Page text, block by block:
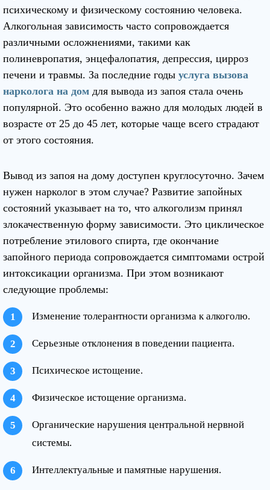
психическому и физическому состоянию человека.
Алкогольная зависимость часто сопровождается
различными осложнениями, такими как
полиневропатия, энцефалопатия, депрессия, цирроз
печени и травмы. За последние годы услуга вызова
нарколога на дом для вывода из запоя стала очень
популярной. Это особенно важно для молодых людей в
возрасте от 25 до 45 лет, которые чаще всего страдают
от этого состояния.
Вывод из запоя на дому доступен круглосуточно. Зачем
нужен нарколог в этом случае? Развитие запойных
состояний указывает на то, что алкоголизм принял
злокачественную форму зависимости. Это циклическое
потребление этилового спирта, где окончание
запойного периода сопровождается симптомами острой
интоксикации организма. При этом возникают
следующие проблемы:
Изменение толерантности организма к алкоголю.
Серьезные отклонения в поведении пациента.
Психическое истощение.
Физическое истощение организма.
Органические нарушения центральной нервной
системы.
Интеллектуальные и памятные нарушения.